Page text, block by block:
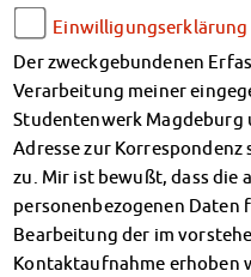
Einwilligungserklärung
Der zweckgebundenen
Verarbeitung meiner
Studentenwerk Magdeburg
Adresse zur
zu. Mir ist bewußt, dass die
personenbezogenen Daten
Bearbeitung der im
Kontaktaufnahme erhoben